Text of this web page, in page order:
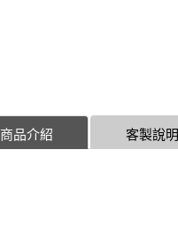
客製說明
商品介紹